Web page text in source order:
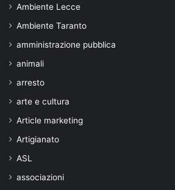
Ambiente Lecce
Ambiente Taranto
amministrazione pubblica
animali
arresto
arte e cultura
Article marketing
Artigianato
ASL
associazioni